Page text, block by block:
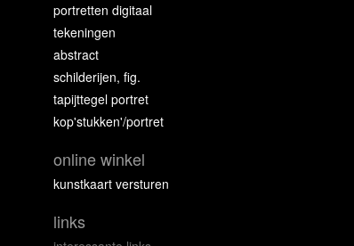
portretten digitaal
tekeningen
abstract
schilderijen, fig.
tapijttegel portret
kop'stukken'/portret
online winkel
kunstkaart versturen
links